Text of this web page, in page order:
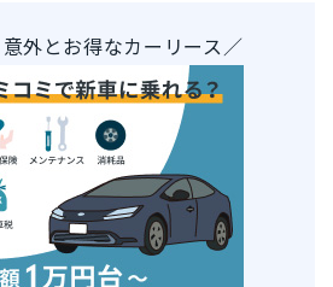
外とお得なカーリース／